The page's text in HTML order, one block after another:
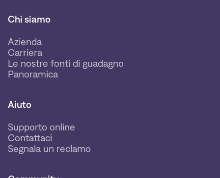
Chi siamo
Azienda
Carriera
Le nostre fonti di guadagno
Panoramica
Aiuto
Supporto online
Contattaci
Segnala un reclamo